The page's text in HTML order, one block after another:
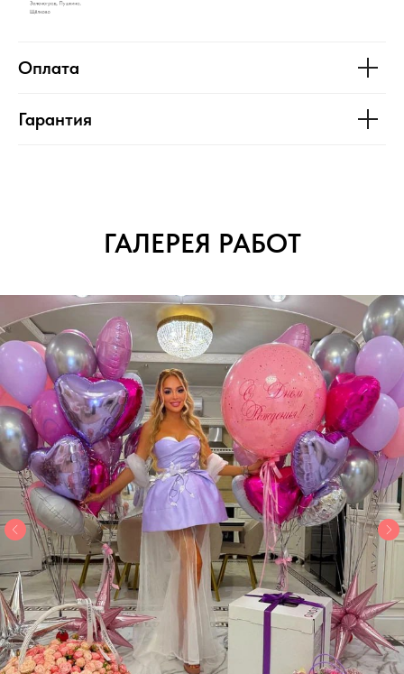
Оплата
Гарантия
ГАЛЕРЕЯ РАБОТ